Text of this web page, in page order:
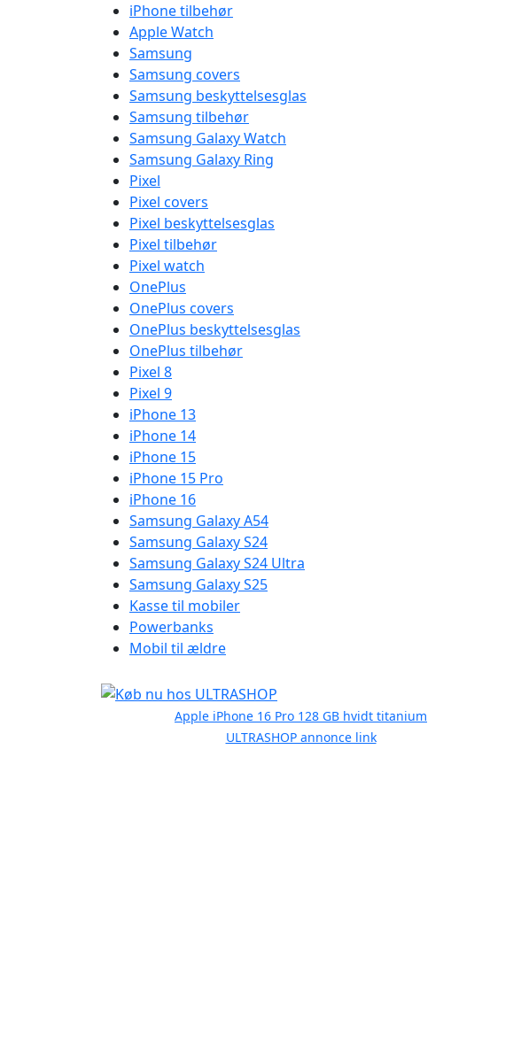
iPhone tilbehør
Apple Watch
Samsung
Samsung covers
Samsung beskyttelsesglas
Samsung tilbehør
Samsung Galaxy Watch
Samsung Galaxy Ring
Pixel
Pixel covers
Pixel beskyttelsesglas
Pixel tilbehør
Pixel watch
OnePlus
OnePlus covers
OnePlus beskyttelsesglas
OnePlus tilbehør
Pixel 8
Pixel 9
iPhone 13
iPhone 14
iPhone 15
iPhone 15 Pro
iPhone 16
Samsung Galaxy A54
Samsung Galaxy S24
Samsung Galaxy S24 Ultra
Samsung Galaxy S25
Kasse til mobiler
Powerbanks
Mobil til ældre
Apple iPhone 16 Pro 128 GB hvidt titanium
ULTRASHOP annonce link